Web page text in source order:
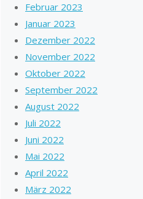
Februar 2023
Januar 2023
Dezember 2022
November 2022
Oktober 2022
September 2022
August 2022
Juli 2022
Juni 2022
Mai 2022
April 2022
März 2022